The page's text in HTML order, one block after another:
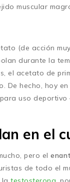
muscular
(de acción
durante la
el acetato de
De hecho, hoy
uso
en el
pero el
de todo el